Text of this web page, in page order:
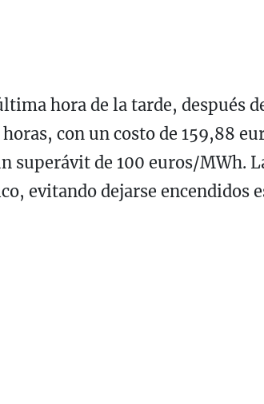
hora de la tarde, después
con un costo de 159,88
superávit de 100 euros/MWh.
evitando dejarse encendidos